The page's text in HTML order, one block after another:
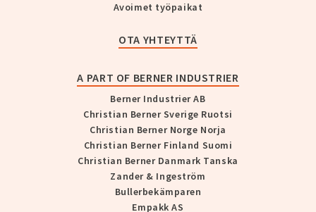
Avoimet työpaikat
OTA YHTEYTTÄ
A PART OF BERNER INDUSTRIER
Berner Industrier AB
Christian Berner Sverige Ruotsi
Christian Berner Norge Norja
Christian Berner Finland Suomi
Christian Berner Danmark Tanska
Zander & Ingeström
Bullerbekämparen
Empakk AS